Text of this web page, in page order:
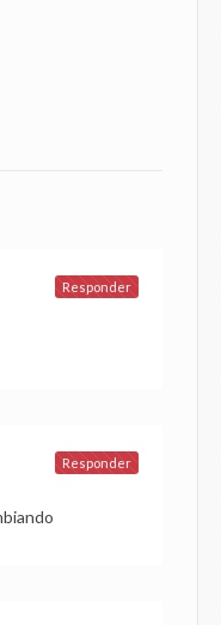
Responder
Responder